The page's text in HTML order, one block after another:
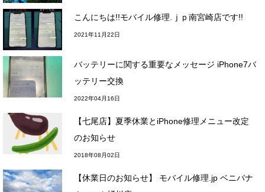
こんにちは!!モバイル修理.ｊｐ南宮崎店です!!
2021年11月22日
バッテリーに関する重要なメッセージ iPhone7バ
ッテリー交換
2022年04月16日
【七尾店】夏季休業とiPhone修理メニュー改定
のお知らせ
2018年08月02日
【休業日のお知らせ】 モバイル修理.jp ベニバナ